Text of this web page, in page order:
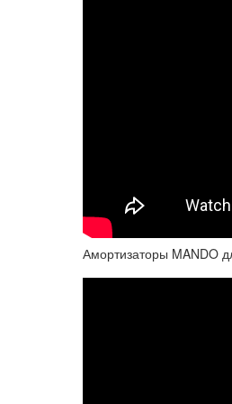
Амортизаторы MANDO